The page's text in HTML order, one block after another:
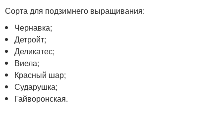
Сорта для подзимнего выращивания:
Чернавка;
Детройт;
Деликатес;
Виела;
Красный шар;
Сударушка;
Гайворонская.